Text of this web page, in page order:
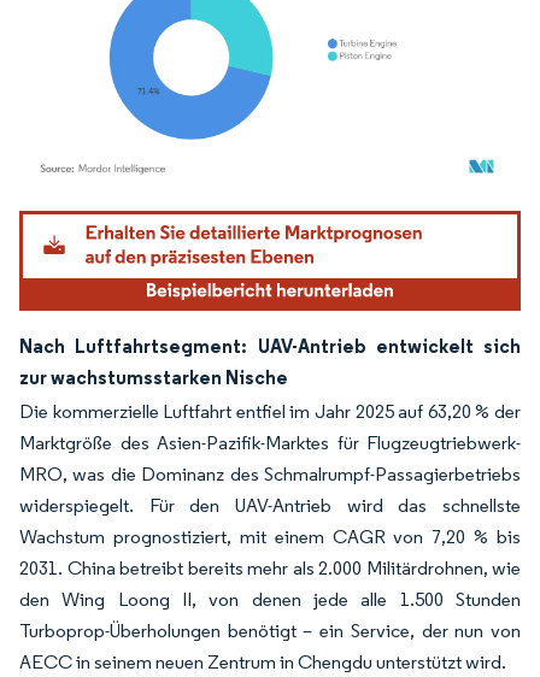
Bild © Mordor Intelligence. Wiederverwendung erfordert Namensnennung gemäß
Nach Luftfahrtsegment: UAV-Antrieb entwickelt sich
zur wachstumsstarken Nische
Die kommerzielle Luftfahrt entfiel im Jahr 2025 auf 63,20 % der
Marktgröße des Asien-Pazifik-Marktes für Flugzeugtriebwerk-
MRO, was die Dominanz des Schmalrumpf-Passagierbetriebs
widerspiegelt. Für den UAV-Antrieb wird das schnellste
Wachstum prognostiziert, mit einem CAGR von 7,20 % bis
2031. China betreibt bereits mehr als 2.000 Militärdrohnen, wie
den Wing Loong II, von denen jede alle 1.500 Stunden
Turboprop-Überholungen benötigt – ein Service, der nun von
AECC in seinem neuen Zentrum in Chengdu unterstützt wird.